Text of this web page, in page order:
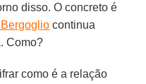
disso. O concreto é
continua
Como?
como é a relação